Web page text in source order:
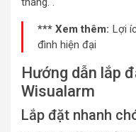
*** Xem thêm: Lợi
đình hiện đại
Hướng dẫn lắp
Wisualarm
Lắp đặt nhanh